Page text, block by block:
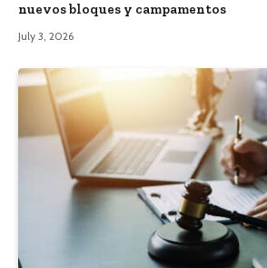
nuevos bloques y campamentos
July 3, 2026